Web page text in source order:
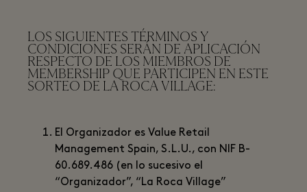
LOS SIGUIENTES TÉRMINOS Y
CONDICIONES SERÁN DE APLICACIÓN
RESPECTO DE LOS MIEMBROS DE
MEMBERSHIP QUE PARTICIPEN EN ESTE
SORTEO DE LA ROCA VILLAGE:
El Organizador es Value Retail
Management Spain, S.L.U., con NIF B-
60.689.486 (en lo sucesivo el
“Organizador”, “La Roca Village”